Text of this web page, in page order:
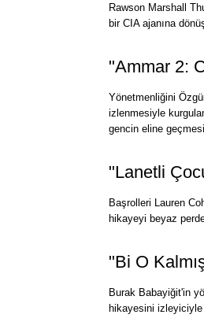
Rawson Marshall
bir CIA ajanına
"Ammar 2:
Yönetmenliğini
izlenmesiyle
gencin eline
"Lanetli
Başrolleri Lauren
hikayeyi beyaz
"Bi O
Burak Babayiğit'in
hikayesini